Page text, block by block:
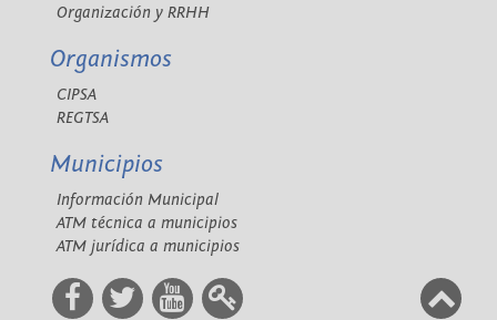
Organización y RRHH
Organismos
CIPSA
REGTSA
Municipios
Información Municipal
ATM técnica a municipios
ATM jurídica a municipios